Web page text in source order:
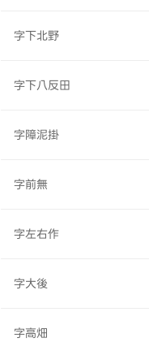
字下北野
字下八反田
字障泥掛
字前無
字左右作
字大後
字高畑